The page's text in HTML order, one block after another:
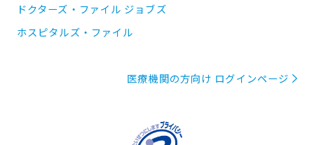
ドクターズ・ファイル ジョブズ
ホスピタルズ・ファイル
医療機関の方向け ログインページ